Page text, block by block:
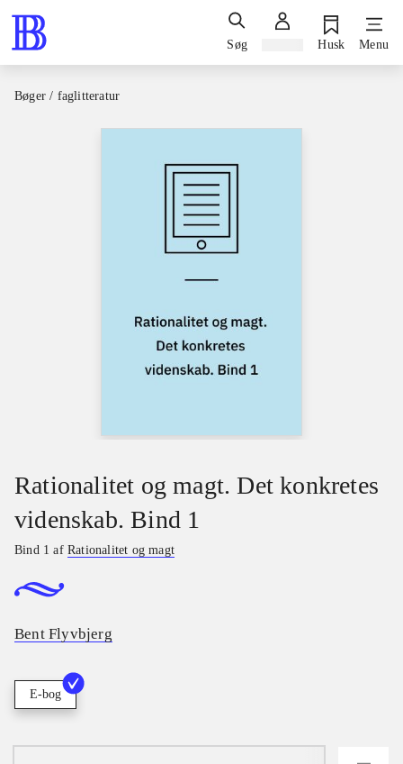
Søg Husk Menu
Bøger / faglitteratur
Rationalitet og magt. Det konkretes
videnskab. Bind 1
Bind 1 afRationalitet og magt
Bent Flyvbjerg
E-bog